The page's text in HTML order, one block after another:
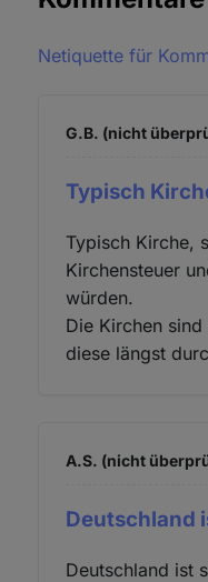
Netiquette für
G.B. (nicht
Typisch
Typisch Kirche,
Kirchensteuer
würden.
Die Kirchen
diese längst
A.S. (nicht
Deutschland
Deutschland ist